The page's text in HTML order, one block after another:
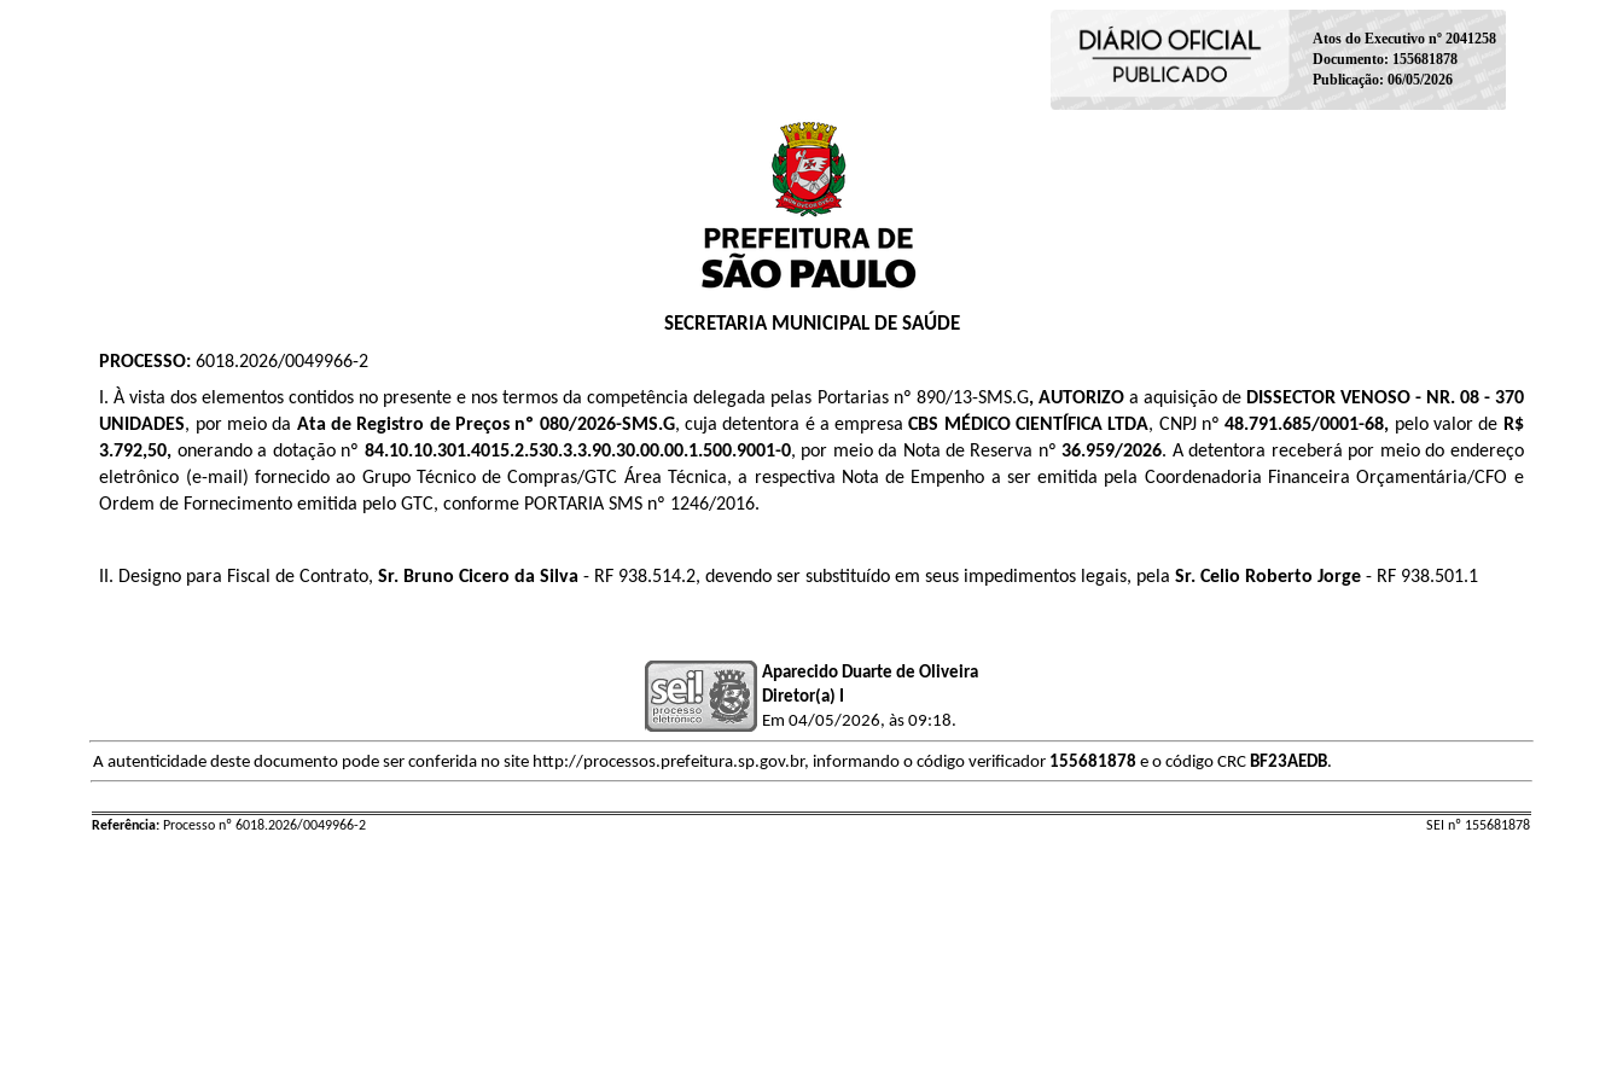
Atos do Executivo nº 2041258
Documento: 155681878
Publicação: 06/05/2026
SECRETARIA MUNICIPAL DE SAÚDE
PROCESSO:6018.2026/0049966-2
I. À vista dos elementos contidos no presente e nos termos da competência delegada pelas Portarias nº 890/13-SMS.G, AUTORIZO a aquisição de DISSECTOR VENOSO - NR. 08 - 370
UNIDADES, por meio da Ata de Registro de Preços nº 080/2026-SMS.G, cuja detentora é a empresaCBS MÉDICO CIENTÍFICA LTDA, CNPJ nº48.791.685/0001-68, pelo valor de R$
3.792,50, onerando a dotação nº 84.10.10.301.4015.2.530.3.3.90.30.00.00.1.500.9001-0, por meio da Nota de Reserva nº36.959/2026. A detentora receberá por meio do endereço
eletrônico (e-mail) fornecido ao Grupo Técnico de Compras/GTC Área Técnica, a respectiva Nota de Empenho a ser emitida pela Coordenadoria Financeira Orçamentária/CFO e
Ordem de Fornecimento emitida pelo GTC, conforme PORTARIA SMS nº 1246/2016.
II. Designo para Fiscal de Contrato, Sr. Bruno Cicero da Silva - RF 938.514.2, devendo ser substituído em seus impedimentos legais, pela Sr. Celio Roberto Jorge - RF 938.501.1
Aparecido Duarte de Oliveira
Diretor(a) I
Em 04/05/2026, às 09:18.
A autenticidade deste documento pode ser conferida no site http://processos.prefeitura.sp.gov.br, informando o código verificador 155681878 e o código CRC BF23AEDB.
Referência: Processo nº 6018.2026/0049966-2 SEI nº 155681878